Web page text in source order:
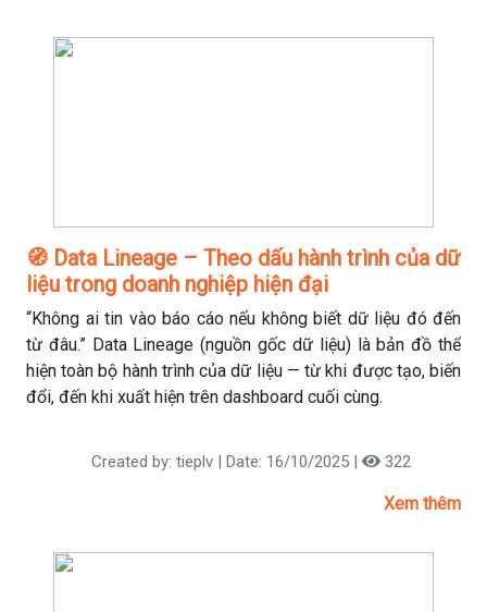
🧭 Data Lineage – Theo dấu hành trình của dữ
liệu trong doanh nghiệp hiện đại
“Không ai tin vào báo cáo nếu không biết dữ liệu đó đến
từ đâu.” Data Lineage (nguồn gốc dữ liệu) là bản đồ thể
hiện toàn bộ hành trình của dữ liệu — từ khi được tạo, biến
đổi, đến khi xuất hiện trên dashboard cuối cùng.
Created by: tieplv | Date: 16/10/2025 | 322
Xem thêm